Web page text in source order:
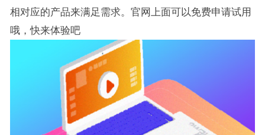
相对应的产品来满足需求。官网上面可以免费申请试用
哦，快来体验吧